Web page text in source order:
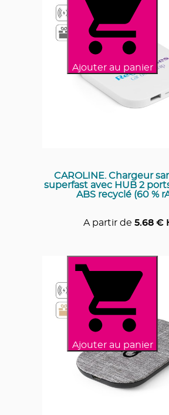
Ajouter au panier
CAROLINE. Chargeur
superfast avec HUB 2
ABS recyclé (60 %
A partir de 5.68 €
Ajouter au panier